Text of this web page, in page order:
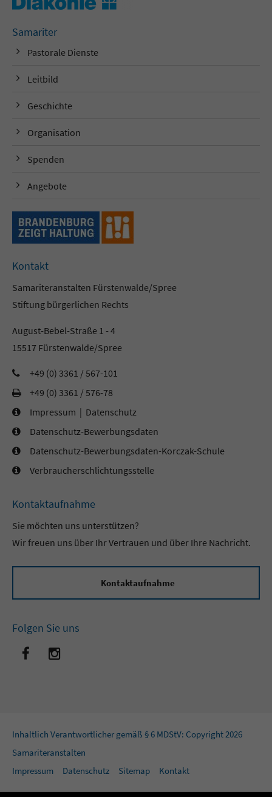
Samariter
Pastorale Dienste
Leitbild
Geschichte
Organisation
Spenden
Angebote
Kontakt
Samariteranstalten Fürstenwalde/Spree
Stiftung bürgerlichen Rechts
August-Bebel-Straße 1 - 4
15517 Fürstenwalde/Spree
+49 (0) 3361 / 567-101
+49 (0) 3361 / 576-78
Impressum | Datenschutz
Datenschutz-Bewerbungsdaten
Datenschutz-Bewerbungsdaten-Korczak-Schule
Verbraucherschlichtungsstelle
Kontaktaufnahme
Sie möchten uns unterstützen?
Wir freuen uns über Ihr Vertrauen und über Ihre Nachricht.
Kontaktaufnahme
Folgen Sie uns
Inhaltlich Verantwortlicher gemäß § 6 MDStV: Copyright 2026
Samariteranstalten
Impressum
Datenschutz Sitemap Kontakt